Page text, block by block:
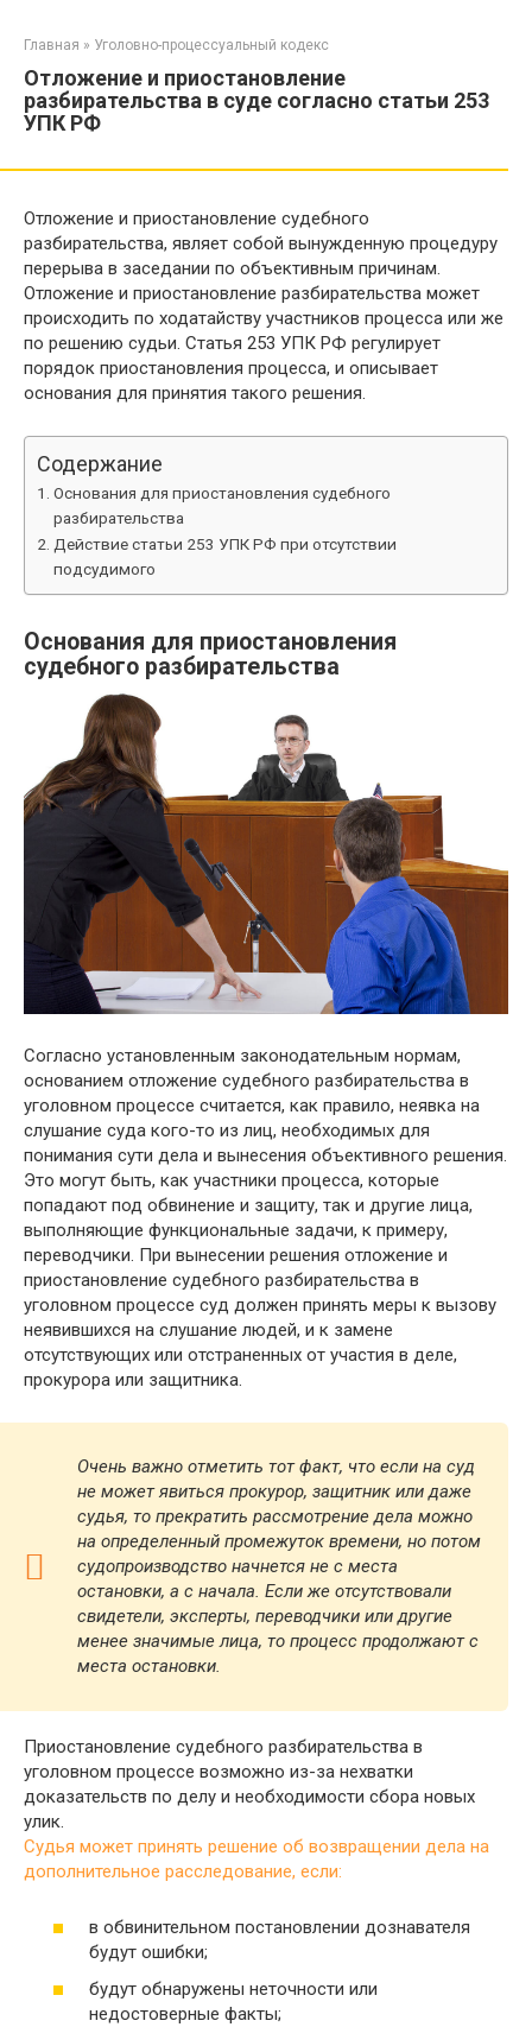
Главная » Уголовно-процессуальный кодекс
Отложение и приостановление
разбирательства в суде согласно статьи 253
УПК РФ
Отложение и приостановление судебного
разбирательства, являет собой вынужденную процедуру
перерыва в заседании по объективным причинам.
Отложение и приостановление разбирательства может
происходить по ходатайству участников процесса или же
по решению судьи. Статья 253 УПК РФ регулирует
порядок приостановления процесса, и описывает
основания для принятия такого решения.
Содержание
Основания для приостановления судебного
разбирательства
Действие статьи 253 УПК РФ при отсутствии
подсудимого
Основания для приостановления
судебного разбирательства
Согласно установленным законодательным нормам,
основанием отложение судебного разбирательства в
уголовном процессе считается, как правило, неявка на
слушание суда кого-то из лиц, необходимых для
понимания сути дела и вынесения объективного решения.
Это могут быть, как участники процесса, которые
попадают под обвинение и защиту, так и другие лица,
выполняющие функциональные задачи, к примеру,
переводчики. При вынесении решения отложение и
приостановление судебного разбирательства в
уголовном процессе суд должен принять меры к вызову
неявившихся на слушание людей, и к замене
отсутствующих или отстраненных от участия в деле,
прокурора или защитника.
Очень важно отметить тот факт, что если на суд
не может явиться прокурор, защитник или даже
судья, то прекратить рассмотрениедела можно
на определенный промежуток времени, но потом
судопроизводство начнется не с места
остановки, а с начала. Если же отсутствовали
свидетели, эксперты, переводчики или другие
менее значимые лица, то процесс продолжают с
места остановки.
Приостановление судебного разбирательства в
уголовном процессе возможно из-за нехватки
доказательств по делу и необходимости сбора новых
улик.
Судья может принять решение об возвращении дела на
дополнительное расследование, если:
в обвинительном постановлении дознавателя
будут ошибки;
будут обнаружены неточности или
недостоверные факты;